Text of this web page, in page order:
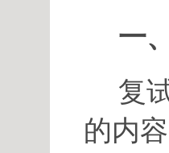
一
复
的内